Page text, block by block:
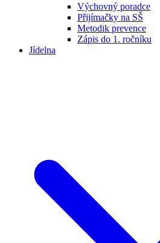
Výchovný poradce
Přijímačky na SŠ
Metodik prevence
Zápis do 1. ročníku
Jídelna